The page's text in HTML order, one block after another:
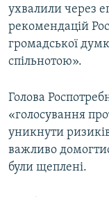
ухвалили через
рекомендацій
громадської
спільнотою».
Голова
«голосування
уникнути
важливо
були щеплені.